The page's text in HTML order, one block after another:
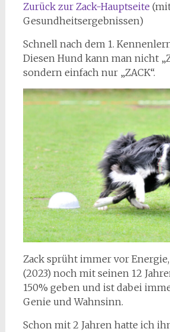
Zurück zur Zack-Hauptseite
Gesundheitsergebnissen)
Schnell nach dem 1.
Diesen Hund kann man nicht
sondern einfach nur „ZACK“.
Zack sprüht immer vor
(2023) noch mit seinen 12
150% geben und ist dabei
Genie und Wahnsinn.
Schon mit 2 Jahren hatte ich